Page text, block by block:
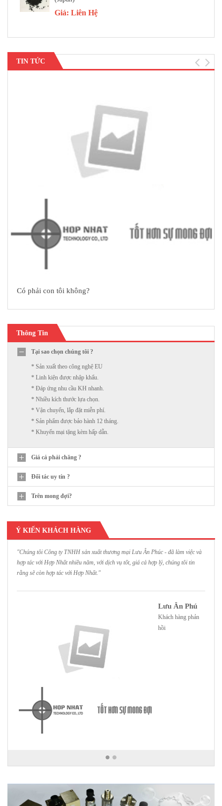
Giá: Liên Hệ
TIN TỨC
Có phải con tôi không?
Thông Tin
Tại sao chọn chúng tôi ?
* Sản xuất theo công nghệ EU
* Linh kiện được nhập khẩu.
* Đáp ứng nhu cầu KH nhanh.
* Nhiều kích thước lựa chọn.
* Vận chuyển, lắp đặt miễn phí.
* Sản phẩm được bảo hành 12 tháng.
* Khuyến mại tặng kèm hấp dẫn.
Giá cả phải chăng ?
Đối tác uy tín ?
Trên mong đợi?
Ý KIẾN KHÁCH HÀNG
"Chúng tôi Công ty TNHH sản xuất thương mại Lưu Ân Phúc - đã làm việc và
hợp tác với Hợp Nhất nhiều năm, với dịch vụ tốt, giá cả hợp lý, chúng tôi tin
rằng sẽ còn hợp tác với Hợp Nhất."
Lưu Ân Phú
Khách hàng phản
hồi